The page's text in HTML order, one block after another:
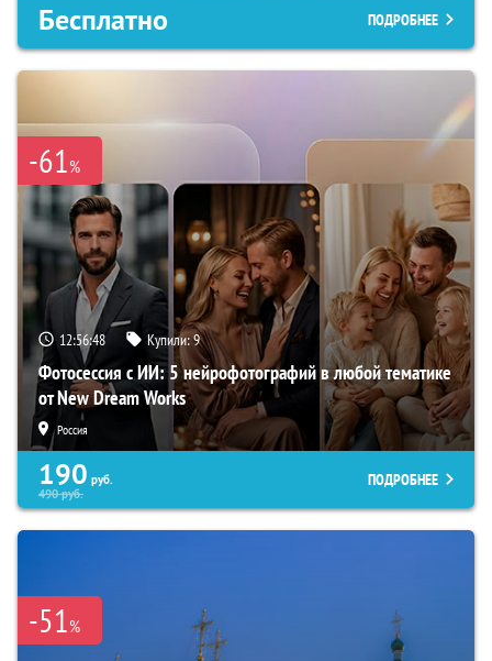
Бесплатно ПОДРОБНЕЕ
-61%
12:56:47 Купили:9
Фотосессия с ИИ: 5 нейрофотографий в любой тематике
от New Dream Works
Россия
190 руб.
490руб.
ПОДРОБНЕЕ
-51%